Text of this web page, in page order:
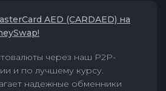
AED (CARDAED) на
через наш P2P-
и по лучшему курсу.
надежные обменники